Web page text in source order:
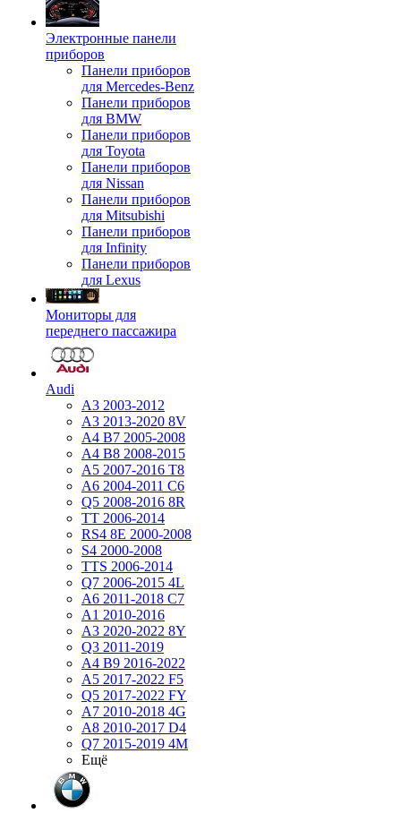
Электронные панели
приборов
Панели приборов
для Mercedes-Benz
Панели приборов
для BMW
Панели приборов
для Toyota
Панели приборов
для Nissan
Панели приборов
для Mitsubishi
Панели приборов
для Infinity
Панели приборов
для Lexus
Мониторы для
переднего пассажира
Audi
A3 2003-2012
A3 2013-2020 8V
A4 B7 2005-2008
A4 B8 2008-2015
A5 2007-2016 T8
A6 2004-2011 C6
Q5 2008-2016 8R
TT 2006-2014
RS4 8E 2000-2008
S4 2000-2008
TTS 2006-2014
Q7 2006-2015 4L
A6 2011-2018 С7
A1 2010-2016
A3 2020-2022 8Y
Q3 2011-2019
A4 B9 2016-2022
A5 2017-2022 F5
Q5 2017-2022 FY
A7 2010-2018 4G
A8 2010-2017 D4
Q7 2015-2019 4M
Ещё